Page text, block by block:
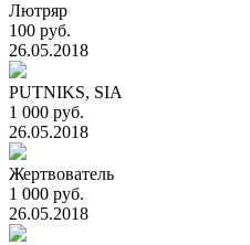
Лютряр
100 руб.
26.05.2018
PUTNIKS, SIA
1 000 руб.
26.05.2018
Жертвователь
1 000 руб.
26.05.2018